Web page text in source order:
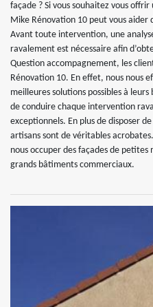
façade ? Si vous souhaitez vous
Mike Rénovation 10 peut vous
Avant toute intervention, une
ravalement est nécessaire afin
Question accompagnement, les
Rénovation 10. En effet, nous nous
meilleures solutions possibles à
de conduire chaque intervention
exceptionnels. En plus de disposer
artisans sont de véritables
nous occuper des façades de
grands bâtiments commerciaux.